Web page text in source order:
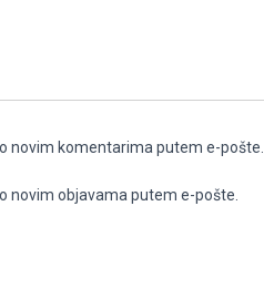
novim komentarima putem e-pošte.
novim objavama putem e-pošte.